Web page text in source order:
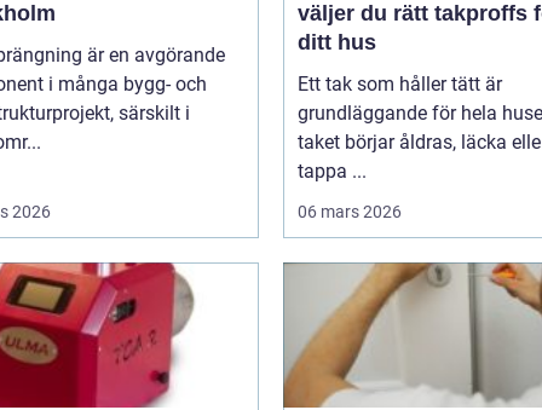
är en avgörande
i många bygg- och
särskilt i
2026
väljer du rätt takproffs
ditt hus
Ett tak som håller tätt är
grundläggande för hela
taket börjar åldras, läcka
tappa ...
06 mars 2026